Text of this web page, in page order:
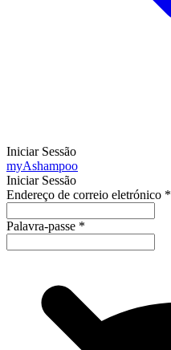
Iniciar Sessão
myAshampoo
Iniciar Sessão
Endereço de correio eletrónico *
Palavra-passe *